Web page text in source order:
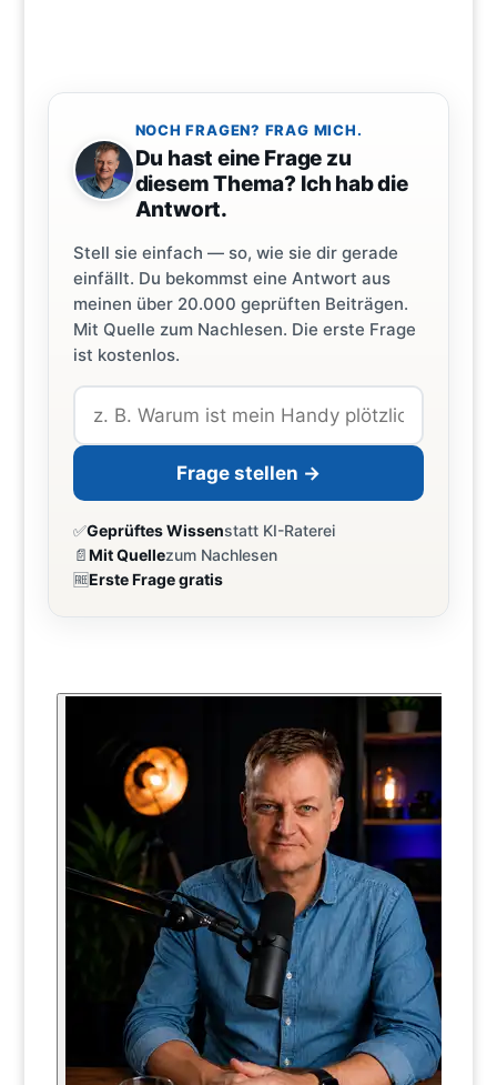
NOCH FRAGEN? FRAG MICH.
Du hast eine Frage zu
diesem Thema? Ich hab die
Antwort.
Stell sie einfach — so, wie sie dir gerade
einfällt. Du bekommst eine Antwort aus
meinen über 20.000 geprüften Beiträgen.
Mit Quelle zum Nachlesen. Die erste Frage
ist kostenlos.
Frage stellen →
✅Geprüftes Wissenstatt KI-Raterei
📄Mit Quellezum Nachlesen
🆓Erste Frage gratis